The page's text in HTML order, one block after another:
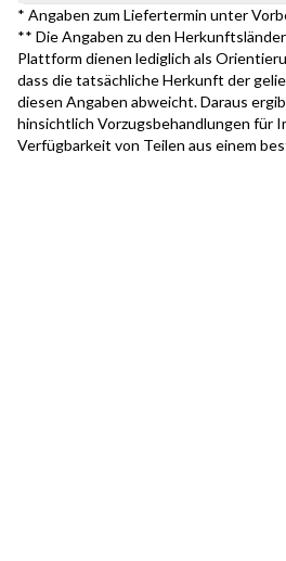
* Angaben zum Liefertermin unter
** Die Angaben zu den
Plattform dienen lediglich als
dass die tatsächliche Herkunft der
diesen Angaben abweicht. Daraus
hinsichtlich Vorzugsbehandlungen für
Verfügbarkeit von Teilen aus einem